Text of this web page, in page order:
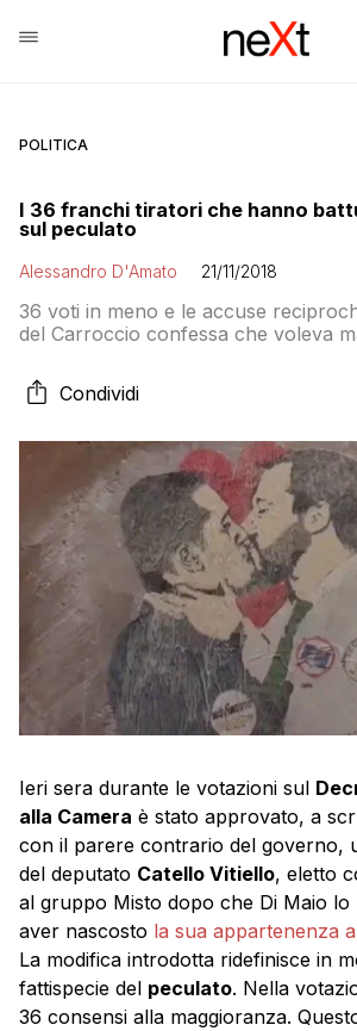
POLITICA
I 36 franchi tiratori che hanno
sul peculato
Alessandro D'Amato 21/11/2018
36 voti in meno e le accuse
del Carroccio confessa che voleva
attribuiscono la colpa del tradimento.
maggioranza scricchiola sempre di più
Condividi
Ieri sera durante le votazioni sul
alla Camera è stato approvato, a
con il parere contrario del governo,
del deputato Catello Vitiello, eletto
al gruppo Misto dopo che Di Maio lo
aver nascosto la sua appartenenza
La modifica introdotta ridefinisce in
fattispecie del peculato. Nella
36 consensi alla maggioranza.